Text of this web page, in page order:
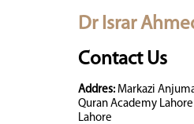
Dr Israr
Contact Us
Addres:Markazi
Quran Academy
Lahore